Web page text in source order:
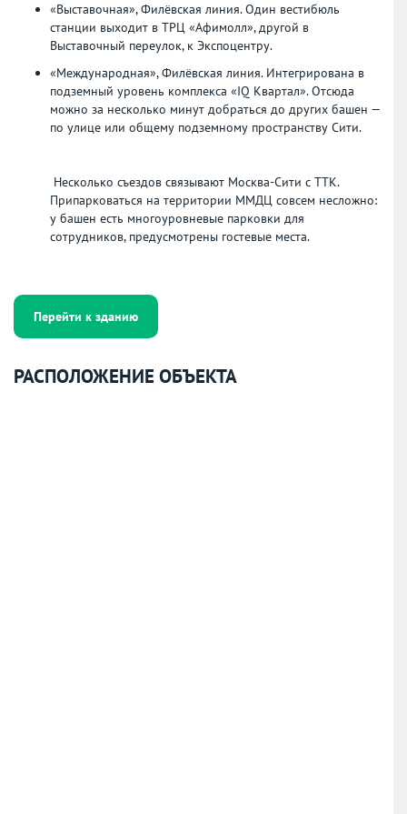
«Выставочная», Филёвская линия. Один вестибюль
станции выходит в ТРЦ «Афимолл», другой в
Выставочный переулок, к Экспоцентру.
«Международная», Филёвская линия. Интегрирована в
подземный уровень комплекса «IQ Квартал». Отсюда
можно за несколько минут добраться до других башен —
по улице или общему подземному пространству Сити.
Несколько съездов связывают Москва-Сити с ТТК.
Припарковаться на территории ММДЦ совсем несложно:
у башен есть многоуровневые парковки для
сотрудников, предусмотрены гостевые места.
Перейти к зданию
РАСПОЛОЖЕНИЕ ОБЪЕКТА